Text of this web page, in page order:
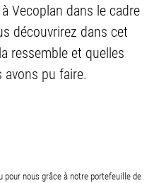
Vecoplan dans le cadre
découvrirez dans cet
ressemble et quelles
avons pu faire.
pour nous grâce à notre portefeuille de